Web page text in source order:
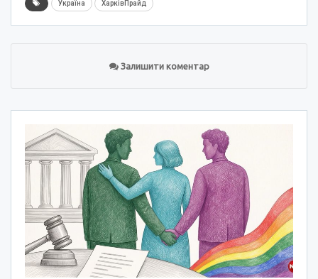
Україна ХарківПрайд
Залишити коментар